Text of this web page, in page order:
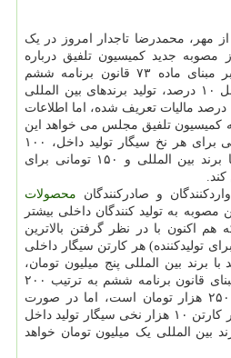
مهر، محمدرضا تاجدار امروز در یک
جدید کمیسیون تلفیق درباره
قانون برنامه ششم
برای سیگار تولید داخل ۱۰ درصد، تولید برندهای بین المللی
سیگار ۴۰ درصد مالیات تعریف شده، اما اطلاعات
کمیسیون تلفیق مجلس می خواهد این
مالیات را با مالیات ۵۰ تومانی برای هر نخ سیگار تولید داخل، ۱۰۰
تومانی برای هر نخ سیگار با برند بین المللی و ۱۵۰ تومانی برای
و صادرکنندگان محصولات
به تولید کنندگان داخلی بیشتر
هم اکنون با در نظر گرفتن بالاترین
تولیدکننده) هر کارتن سیگار داخلی
برند بین المللی پنج میلیون تومان،
مالیات هر کارتن سیگار بر مبنای قانون برنامه ششم به ترتیب ۲۰۰
هزار تومان و یک میلیون و ۲۵۰ هزار تومان است، اما در صورت
تصویب مالیات نخی مالیات هر کارتن ۱۰ هزار نخی سیگار تولید داخل
برند بین المللی یک میلیون تومان خواهد